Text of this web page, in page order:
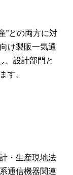
”との両方に対
け製販一気通
、設計部門と
す。
・生産現地法
通信機器関連